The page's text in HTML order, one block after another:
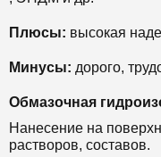
Плюсы: высокая
Минусы: дорого,
Обмазочная
Нанесение на
растворов, составов.